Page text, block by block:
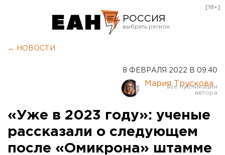
РОССИЯ
Курган
Оренбург
[18+]
← НОВОСТИ
8 ФЕВРАЛЯ 2022 В 09:40
Мария Трускова
«Уже в 2023 году»: ученые
рассказали о следующем
после «Омикрона» штамме